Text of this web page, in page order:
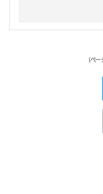
(ペー